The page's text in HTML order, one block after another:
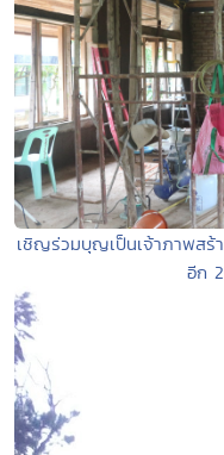
เชิญร่วมบุญเป็นเจ้าภาพสร้
อีก